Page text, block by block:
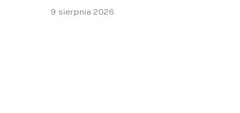
9 sierpnia 2026